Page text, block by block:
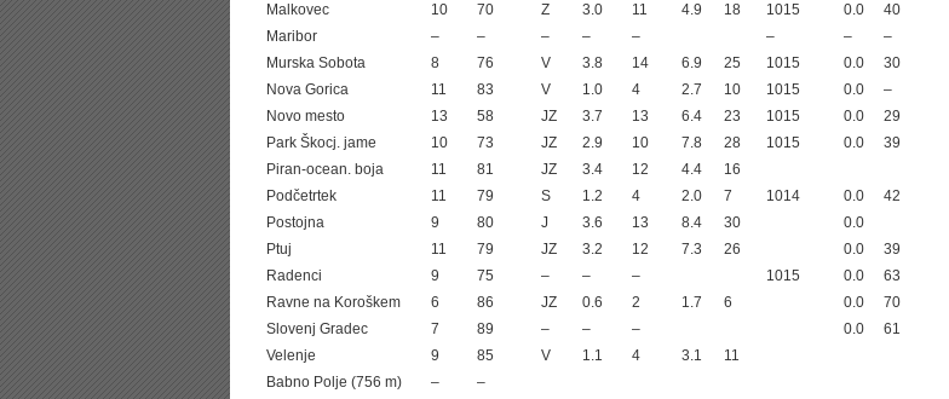
Malkovec
10 70 Z 3.0 11 4.9 18 1015 0.0
40
Maribor
– – – – – – –
–
Murska Sobota
8 76 V 3.8 14 6.9 25 1015 0.0
30
Nova Gorica
11 83 V 1.0 4 2.7 10 1015 0.0
–
Novo mesto
13 58 JZ 3.7 13 6.4 23 1015 0.0
29
Park Škocj. jame
10 73 JZ 2.9 10 7.8 28 1015 0.0
39
Piran-ocean. boja
11 81 JZ 3.4 12 4.4
16
Podčetrtek
11 79 S 1.2 4 2.0 7 1014 0.0
42
Postojna
9 80 J 3.6 13 8.4 30
0.0
Ptuj
11 79 JZ 3.2 12 7.3 26 0.0
39
Radenci
9 75 – – – 1015 0.0
63
Ravne na Koroškem
6 86 JZ 0.6 2 1.7 6 0.0
70
Slovenj Gradec
7 89 – – – 0.0
61
Velenje
9 85 V 1.1 4 3.1
11
Babno Polje (756 m)
–
–